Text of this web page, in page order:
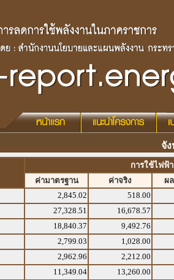
จั
การใช้ไฟฟ้า
ค่ามาตรฐาน
ค่าจริง ผ
2,845.02 518.00
27,328.51 16,678.57
18,840.37 9,492.76
2,799.03 1,028.00
2,962.96 2,212.00
11,349.04 13,260.00